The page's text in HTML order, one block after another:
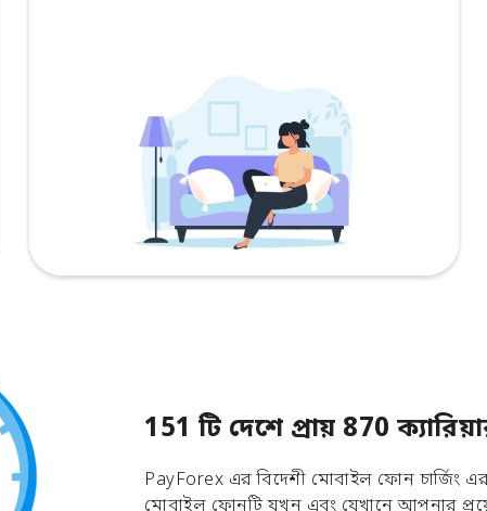
151 টি দেশে প্রায় 870
PayForex এর বিদেশী মোবাইল ফোন চার্জিং